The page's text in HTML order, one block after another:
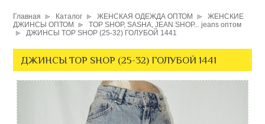
Главная Каталог ЖЕНСКАЯ ОДЕЖДА ОПТОМ
ЖЕНСКИЕ
ДЖИНСЫ ОПТОМ
TOP SHOP, SASHA, JEAN SHOP... jeans оптом
ДЖИНСЫ TOP SHOP (25-32) ГОЛУБОЙ 1441
ДЖИНСЫ TOP SHOP (25-32) ГОЛУБОЙ 1441